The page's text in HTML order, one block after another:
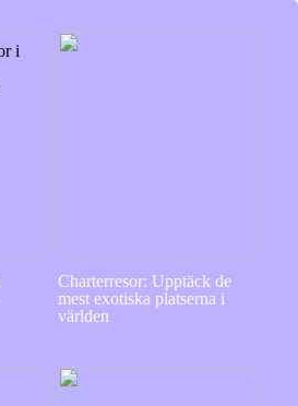
Charterresor: Upptäck de
mest exotiska platserna i
världen